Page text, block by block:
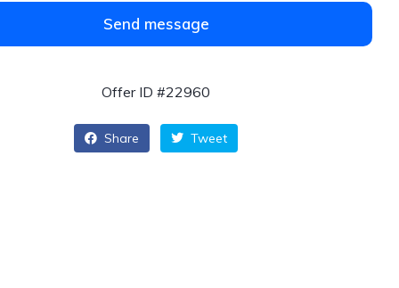
Send message
Offer ID #22960
Share Tweet